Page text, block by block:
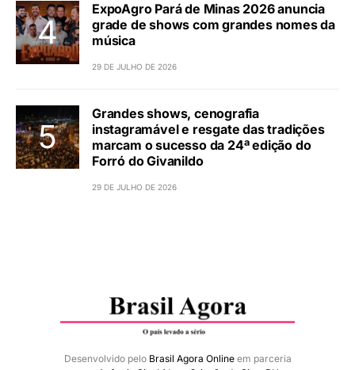
ExpoAgro Pará de Minas 2026 anuncia
grade de shows com grandes nomes da
música
29 DE JULHO DE 2026
Grandes shows, cenografia
instagramável e resgate das tradições
marcam o sucesso da 24ª edição do
Forró do Givanildo
29 DE JULHO DE 2026
Desenvolvido pelo Brasil Agora Onlineem parceria